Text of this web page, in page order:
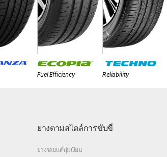
Fuel Efficiency Reliability
ยางตามสไตล์การขับขี่
ยางรถยนต์นุ่มเงียบ